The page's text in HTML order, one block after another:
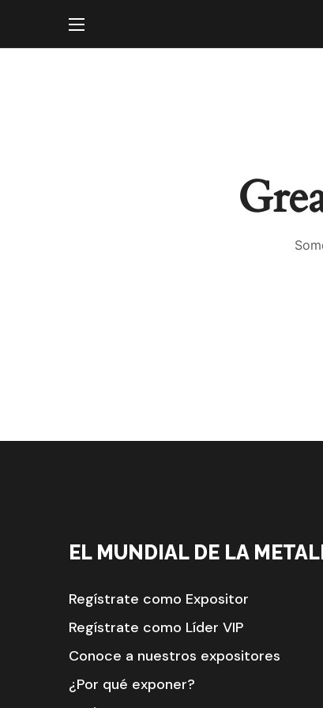
EL MUNDIAL DE LA
Regístrate como Expositor
Regístrate como Líder VIP
Conoce a nuestros expositores
¿Por qué exponer?